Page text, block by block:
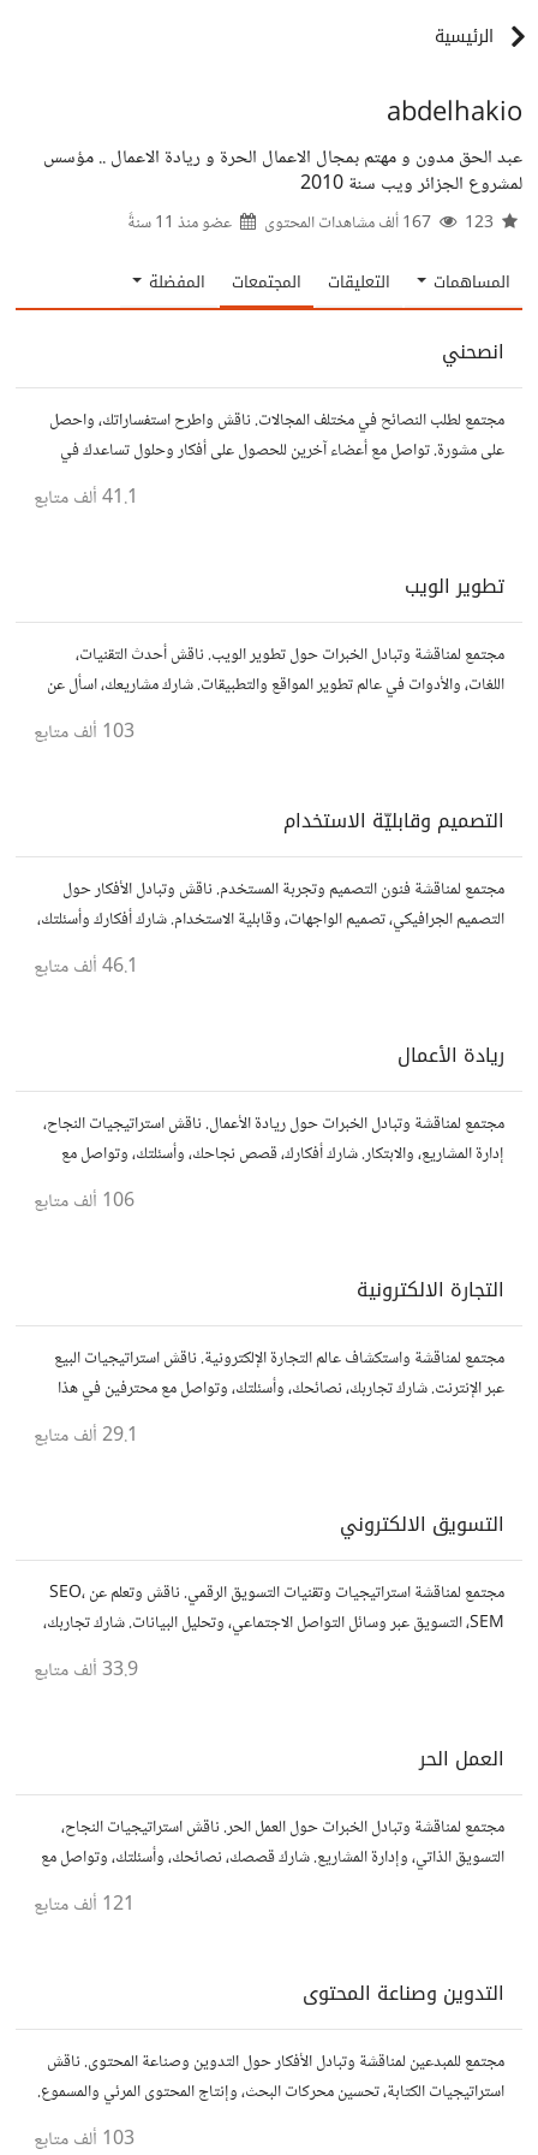
الرئيسية
abdelhakio
عبد الحق مدون و مهتم بمجال الاعمال الحرة و ريادة الاعمال .. مؤسس
لمشروع الجزائر ويب سنة 2010
عضو منذ 11 سنةً
المساهمات التعليقات المجتمعات المفضلة
انصحني
مجتمع لطلب النصائح في مختلف المجالات. ناقش واطرح استفساراتك، واحصل
على مشورة. تواصل مع أعضاء آخرين للحصول على أفكار وحلول تساعدك في
41.1 ألف متابع
تطوير الويب
مجتمع لمناقشة وتبادل الخبرات حول تطوير الويب. ناقش أحدث التقنيات،
اللغات، والأدوات في عالم تطوير المواقع والتطبيقات. شارك مشاريعك، اسأل عن
103 ألف متابع
التصميم وقابليّة الاستخدام
مجتمع لمناقشة فنون التصميم وتجربة المستخدم. ناقش وتبادل الأفكار حول
التصميم الجرافيكي، تصميم الواجهات، وقابلية الاستخدام. شارك أفكارك وأسئلتك،
وتواصل مع مصممين ومتخصصين في تحسين تجربة المستخدم.
46.1 ألف متابع
ريادة الأعمال
مجتمع لمناقشة وتبادل الخبرات حول ريادة الأعمال. ناقش استراتيجيات النجاح،
إدارة المشاريع، والابتكار. شارك أفكارك، قصص نجاحك، وأسئلتك، وتواصل مع
106 ألف متابع
التجارة الالكترونية
مجتمع لمناقشة واستكشاف عالم التجارة الإلكترونية. ناقش استراتيجيات البيع
عبر الإنترنت. شارك تجاربك، نصائحك، وأسئلتك، وتواصل مع محترفين في هذا
29.1 ألف متابع
التسويق الالكتروني
مجتمع لمناقشة استراتيجيات وتقنيات التسويق الرقمي. ناقش وتعلم عن SEO،
SEM، التسويق عبر وسائل التواصل الاجتماعي، وتحليل البيانات. شارك تجاربك،
33.9 ألف متابع
العمل الحر
مجتمع لمناقشة وتبادل الخبرات حول العمل الحر. ناقش استراتيجيات النجاح،
التسويق الذاتي، وإدارة المشاريع. شارك قصصك، نصائحك، وأسئلتك، وتواصل مع
121 ألف متابع
التدوين وصناعة المحتوى
مجتمع للمبدعين لمناقشة وتبادل الأفكار حول التدوين وصناعة المحتوى. ناقش
استراتيجيات الكتابة، تحسين محركات البحث، وإنتاج المحتوى المرئي والمسموع.
103 ألف متابع